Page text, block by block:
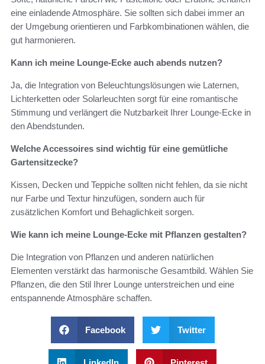
eine einladende Atmosphäre. Sie sollten sich dabei immer an
der Umgebung orientieren und Farbkombinationen wählen, die
gut harmonieren.
Kann ich meine Lounge-Ecke auch abends nutzen?
Ja, die Integration von Beleuchtungslösungen wie Laternen,
Lichterketten oder Solarleuchten sorgt für eine romantische
Stimmung und verlängert die Nutzbarkeit Ihrer Lounge-Ecke in
den Abendstunden.
Welche Accessoires sind wichtig für eine gemütliche
Gartensitzecke?
Kissen, Decken und Teppiche sollten nicht fehlen, da sie nicht
nur Farbe und Textur hinzufügen, sondern auch für
zusätzlichen Komfort und Behaglichkeit sorgen.
Wie kann ich meine Lounge-Ecke mit Pflanzen gestalten?
Die Integration von Pflanzen und anderen natürlichen
Elementen verstärkt das harmonische Gesamtbild. Wählen Sie
Pflanzen, die den Stil Ihrer Lounge unterstreichen und eine
entspannende Atmosphäre schaffen.
Facebook Twitter